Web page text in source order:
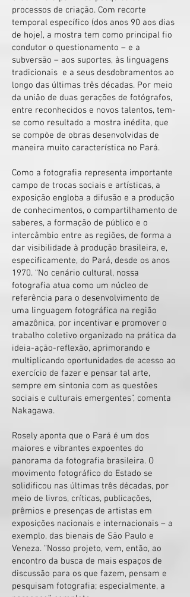
processos de criação. Com recorte
temporal específico (dos anos 90 aos dias
de hoje), a mostra tem como principal fio
condutor o questionamento – e a
subversão – aos suportes, às linguagens
tradicionais e a seus desdobramentos ao
longo das últimas três décadas. Por meio
da união de duas gerações de fotógrafos,
entre reconhecidos e novos talentos, tem-
se como resultado a mostra inédita, que
se compõe de obras desenvolvidas de
maneira muito característica no Pará.
Como a fotografia representa importante
campo de trocas sociais e artísticas, a
exposição engloba a difusão e a produção
de conhecimentos, o compartilhamento de
saberes, a formação de público e o
intercâmbio entre as regiões, de forma a
dar visibilidade à produção brasileira, e,
especificamente, do Pará, desde os anos
1970. “No cenário cultural, nossa
fotografia atua como um núcleo de
referência para o desenvolvimento de
uma linguagem fotográfica na região
amazônica, por incentivar e promover o
trabalho coletivo organizado na prática da
ideia-ação-reflexão, aprimorando e
multiplicando oportunidades de acesso ao
exercício de fazer e pensar tal arte,
sempre em sintonia com as questões
sociais e culturais emergentes”, comenta
Nakagawa.
Rosely aponta que o Pará é um dos
maiores e vibrantes expoentes do
panorama da fotografia brasileira. O
movimento fotográfico do Estado se
solidificou nas últimas três décadas, por
meio de livros, críticas, publicações,
prêmios e presenças de artistas em
exposições nacionais e internacionais – a
exemplo, das bienais de São Paulo e
Veneza. “Nosso projeto, vem, então, ao
encontro da busca de mais espaços de
discussão para os que fazem, pensam e
pesquisam fotografia; especialmente, a